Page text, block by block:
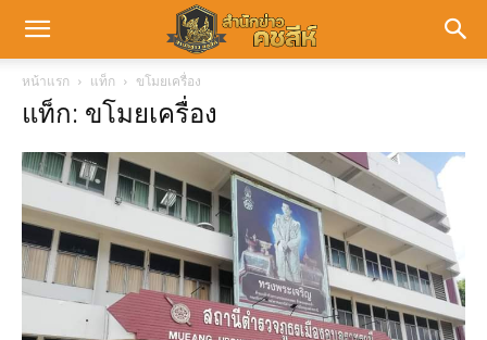
หน้าแรก แท็ก ขโมยเครื่อง
แท็ก: ขโมยเครื่อง